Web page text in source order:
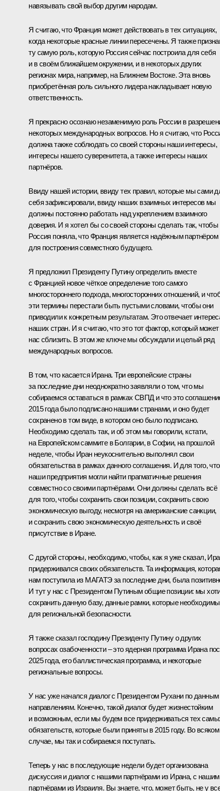
навязывать свой выбор другим народам.
Я считаю, что Франция может действовать в тех ситуациях,
когда некоторые красные линии пересечены. Я также
ту самую роль, которую Россия сейчас построила для себя
и в своём ближайшем окружении, и в некоторых других
регионах мира, например, на Ближнем Востоке. Эта вновь
приобретённая роль сильного лидера накладывает новую
ответственность.
Я прекрасно осознаю незаменимую роль России в
некоторых международных вопросов. Но я считаю, что
должна также соблюдать со своей стороны наши интересы,
интересы нашего суверенитета, а также интересы наших
партнёров.
Ввиду нашей истории, ввиду тех правил, которые мы сами
себя зафиксировали, ввиду наших взаимных интересов мы
должны постоянно работать над укреплением взаимного
доверия. И я хотел бы со своей стороны сделать так, чтобы
Россия поняла, что Франция является надёжным партнёром
для построения совместного будущего.
Я предложил Президенту Путину определить вместе
с Францией новое чёткое определение того самого
многостороннего подхода, многосторонних отношений, и
эти термины перестали быть пустыми словами, чтобы они
приводили к конкретным результатам. Это отвечает
наших стран. И я считаю, что это тот фактор, который может
нас сблизить. В этом же ключе мы обсуждали и целый ряд
международных вопросов.
В том, что касается Ирана. Три европейские страны
за последние дни неоднократно заявляли о том, что мы
собираемся оставаться в рамках СВПД и что это
2015 года было подписано нашими странами, и оно будет
сохранено в том виде, в котором оно было подписано.
Необходимо сделать так, и об этом мы говорили, кстати,
на Европейском саммите в Болгарии, в Софии, на прошлой
неделе, чтобы Иран неукоснительно выполнял свои
обязательства в рамках данного соглашения. И для того,
наши предприятия могли найти прагматичные решения
совместно со своими партнёрами. Они должны сделать всё
для того, чтобы сохранить свои позиции, сохранить свою
экономическую выгоду, несмотря на американские санкции,
и сохранить свою экономическую деятельность и своё
присутствие в Иране.
С другой стороны, необходимо, чтобы, как я уже сказал,
придерживался своих обязательств. Та информация,
нам поступила из МАГАТЭ за последние дни, была
И тут у нас с Президентом Путиным общие позиции: мы
сохранить данную базу, данные рамки, которые необходимы
для региональной безопасности.
Я также сказал господину Президенту Путину о других
вопросах озабоченности – это ядерная программа Ирана
2025 года, его баллистическая программа, и некоторые
региональные вопросы.
У нас уже начался диалог с Президентом Руханипо данным
направлениям. Конечно, такой диалог будет жизнестойким
и возможным, если мы будем все придерживаться тех
обязательств, которые были приняты в 2015 году. Во всяком
случае, мы так и собираемся поступать.
Теперь у нас в последующие недели будет организована
дискуссия и диалог с нашими партнёрами из Ирана, с
партнёрами из Израиля. Вы знаете, что, может быть, не у